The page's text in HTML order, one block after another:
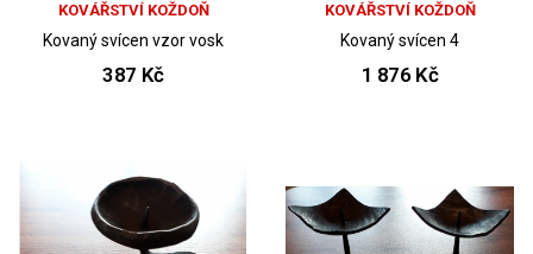
KOVÁŘSTVÍ KOŽDOŇ
Kovaný svícen vzor vosk
387 Kč
KOVÁŘSTVÍ KOŽDOŇ
Kovaný svícen 4
1 876 Kč